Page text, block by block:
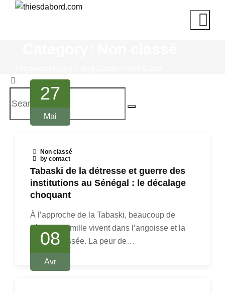
Search
for:
27
Mai
Non classé
by contact
Tabaski de la détresse et guerre des
institutions au Sénégal : le décalage
choquant
À l’approche de la Tabaski, beaucoup de
pères de famille vivent dans l’angoisse et la
dignité blessée. La peur de…
08
Avr